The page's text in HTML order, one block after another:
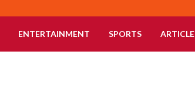
ENTERTAINMENT SPORTS ARTICLE